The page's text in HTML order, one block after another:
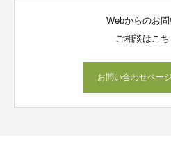
Webからのお
ご相談はこち
お問い合わせペー